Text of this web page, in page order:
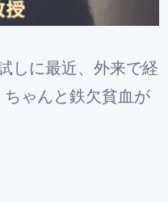
しに最近、外来で経
ゃんと鉄欠貧血が